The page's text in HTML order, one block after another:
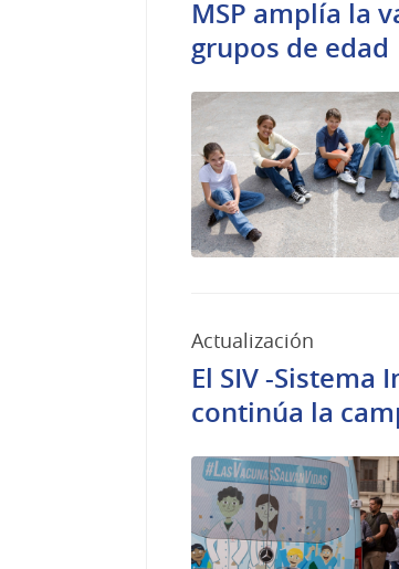
MSP amplía la
grupos de edad
Actualización
El SIV -
continúa la